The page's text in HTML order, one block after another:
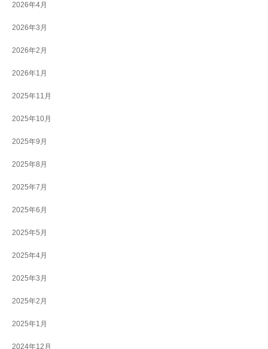
2026年4月
2026年3月
2026年2月
2026年1月
2025年11月
2025年10月
2025年9月
2025年8月
2025年7月
2025年6月
2025年5月
2025年4月
2025年3月
2025年2月
2025年1月
2024年12月